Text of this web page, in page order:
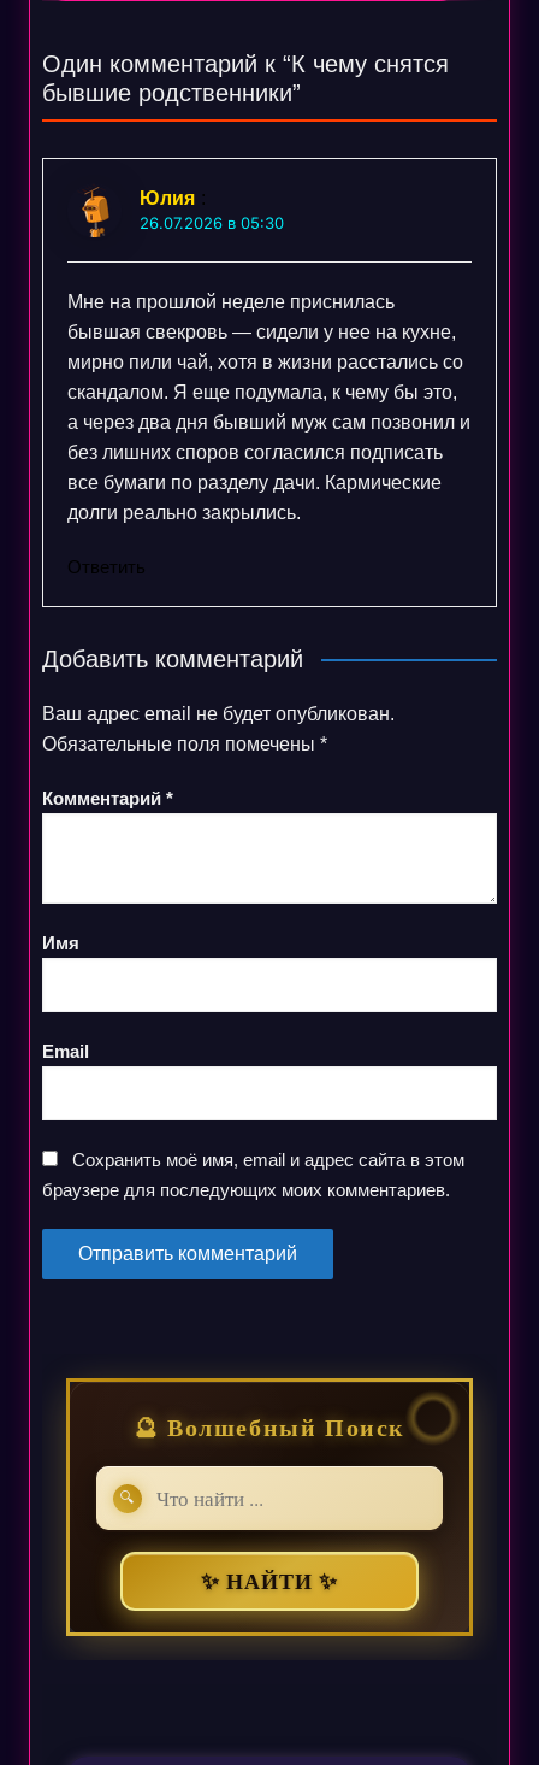
Один комментарий к “К чему снятся
бывшие родственники”
Юлия :
26.07.2026 в 05:30
Мне на прошлой неделе приснилась
бывшая свекровь — сидели у нее на кухне,
мирно пили чай, хотя в жизни расстались со
скандалом. Я еще подумала, к чему бы это,
а через два дня бывший муж сам позвонил и
без лишних споров согласился подписать
все бумаги по разделу дачи. Кармические
долги реально закрылись.
Ответить
Добавить комментарий
Ваш адрес email не будет опубликован.
Обязательные поля помечены *
Комментарий *
Имя
Email
Сохранить моё имя, email и адрес сайта в этом
браузере для последующих моих комментариев.
🔮 Волшебный Поиск
🔍
✨ НАЙТИ ✨